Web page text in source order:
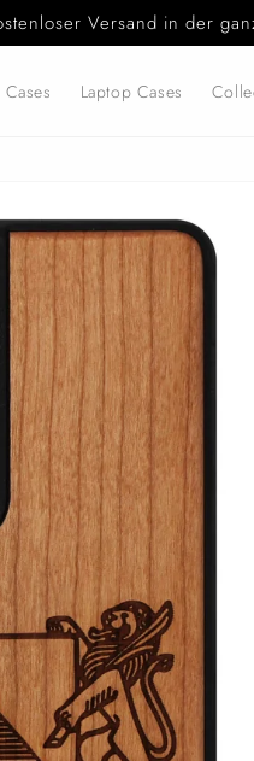
Versand in der
Cases Laptop Cases